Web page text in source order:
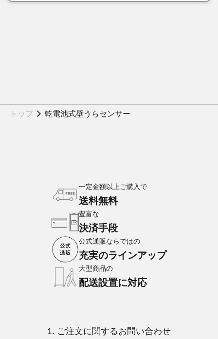
トップ 乾電池式壁うらセンサー
一定金額以上ご購入で
送料無料
豊富な
決済手段
公式通販ならではの
充実のラインアップ
大型商品の
配送設置に対応
1. ご注文に関するお問い合わせ